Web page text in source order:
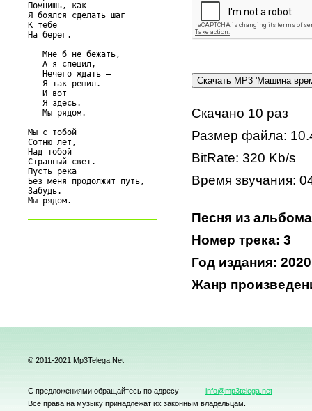
Помнишь, как
Я боялся сделать шаг
К тебе
На берег.
   Мне б не бежать,
   А я спешил,
   Нечего ждать —
   Я так решил.
   И вот
   Я здесь.
   Мы рядом.
Мы с тобой
Сотню лет,
Над тобой
Странный свет.
Пусть река
Без меня продолжит путь,
Забудь.
Скачано 10 раз
Размер файла:
BitRate: 320 Kb/s
Время звучания:
Песня из
Номер трека: 3
Год издания: 2020
Жанр
© 2011-2021 Mp3Telega.Net
С предложениями обращайтесь по адресу
info@mp3telega.net
Все права на музыку принадлежат их законным владельцам.